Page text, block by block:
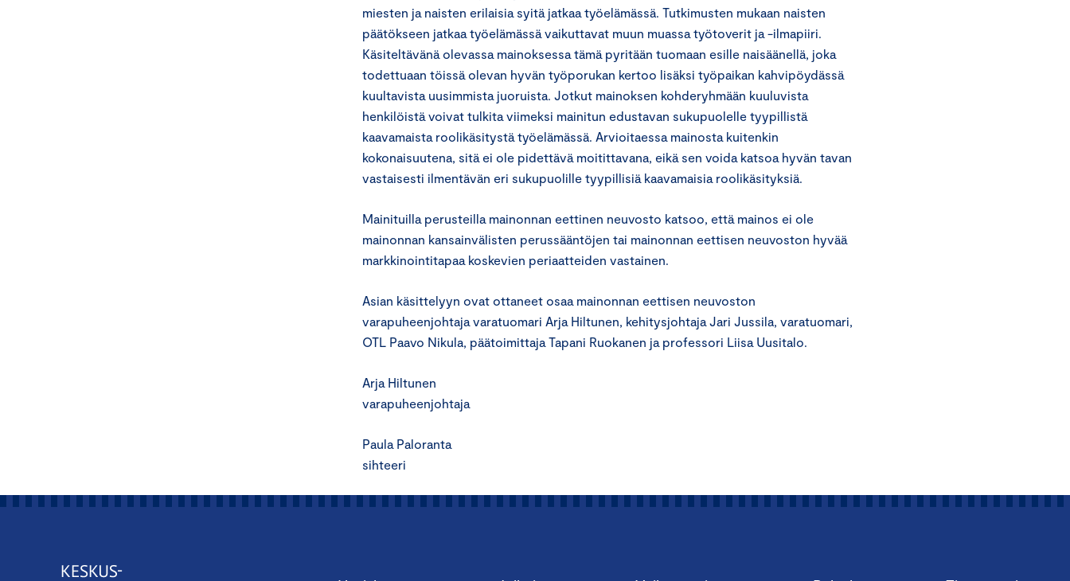
miesten ja naisten erilaisia syitä jatkaa työelämässä. Tutkimusten mukaan naisten
päätökseen jatkaa työelämässä vaikuttavat muun muassa työtoverit ja -ilmapiiri.
Käsiteltävänä olevassa mainoksessa tämä pyritään tuomaan esille naisäänellä, joka
todettuaan töissä olevan hyvän työporukan kertoo lisäksi työpaikan kahvipöydässä
kuultavista uusimmista juoruista. Jotkut mainoksen kohderyhmään kuuluvista
henkilöistä voivat tulkita viimeksi mainitun edustavan sukupuolelle tyypillistä
kaavamaista roolikäsitystä työelämässä. Arvioitaessa mainosta kuitenkin
kokonaisuutena, sitä ei ole pidettävä moitittavana, eikä sen voida katsoa hyvän tavan
vastaisesti ilmentävän eri sukupuolille tyypillisiä kaavamaisia roolikäsityksiä.
Mainituilla perusteilla mainonnan eettinen neuvosto katsoo, että mainos ei ole
mainonnan kansainvälisten perussääntöjen tai mainonnan eettisen neuvoston hyvää
markkinointitapaa koskevien periaatteiden vastainen.
Asian käsittelyyn ovat ottaneet osaa mainonnan eettisen neuvoston
varapuheenjohtaja varatuomari Arja Hiltunen, kehitysjohtaja Jari Jussila, varatuomari,
OTL Paavo Nikula, päätoimittaja Tapani Ruokanen ja professori Liisa Uusitalo.
Arja Hiltunen
varapuheenjohtaja
Paula Paloranta
sihteeri